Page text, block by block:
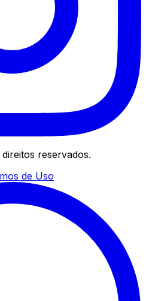
reservados.
de Uso